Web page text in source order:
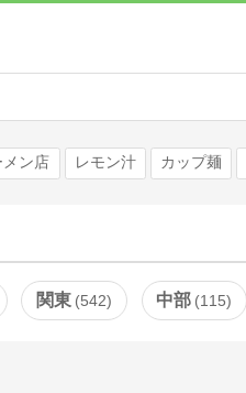
メン店 レモン汁 カップ麺
関東 542 中部 115